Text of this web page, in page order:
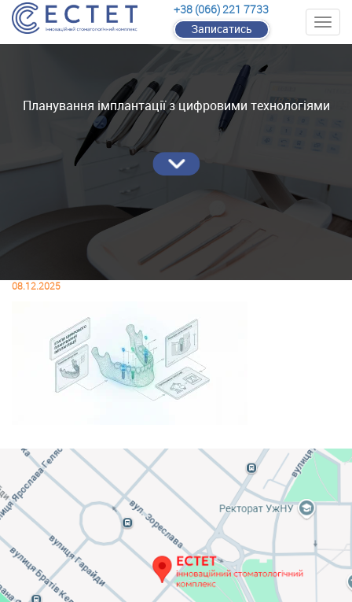
+38 (066) 221 7733
Записатись
Планування імплантації з цифровими технологіями
08.12.2025